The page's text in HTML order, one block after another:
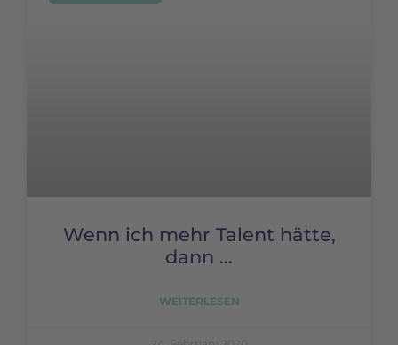
Wenn ich mehr Talent hätte,
dann …
WEITERLESEN